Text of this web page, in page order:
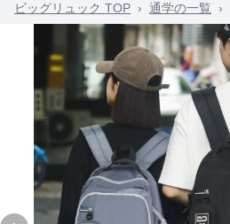
ビッグリュック TOP › 通学の一覧 ›